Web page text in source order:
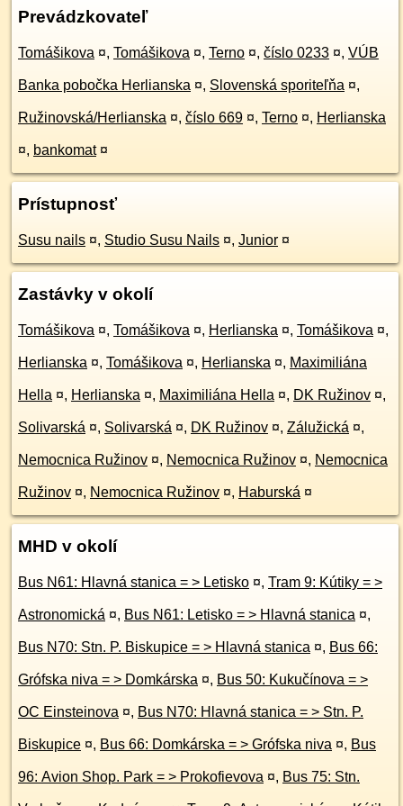
Prevádzkovateľ
Tomášikova ¤, Tomášikova ¤, Terno ¤, číslo 0233 ¤, VÚB
Banka pobočka Herlianska ¤, Slovenská sporiteľňa ¤,
Ružinovská/Herlianska ¤, číslo 669 ¤, Terno ¤, Herlianska
¤, bankomat ¤
Prístupnosť
Susu nails ¤, Studio Susu Nails ¤, Junior ¤
Zastávky v okolí
Tomášikova ¤, Tomášikova ¤, Herlianska ¤, Tomášikova ¤,
Herlianska ¤, Tomášikova ¤, Herlianska ¤, Maximiliána
Hella ¤, Herlianska ¤, Maximiliána Hella ¤, DK Ružinov ¤,
Solivarská ¤, Solivarská ¤, DK Ružinov ¤, Zálužická ¤,
Nemocnica Ružinov ¤, Nemocnica Ružinov ¤, Nemocnica
Ružinov ¤, Nemocnica Ružinov ¤, Haburská ¤
MHD v okolí
Bus N61: Hlavná stanica = > Letisko ¤, Tram 9: Kútiky = >
Astronomická ¤, Bus N61: Letisko = > Hlavná stanica ¤,
Bus N70: Stn. P. Biskupice = > Hlavná stanica ¤, Bus 66:
Grófska niva = > Domkárska ¤, Bus 50: Kukučínova = >
OC Einsteinova ¤, Bus N70: Hlavná stanica = > Stn. P.
Biskupice ¤, Bus 66: Domkárska = > Grófska niva ¤, Bus
96: Avion Shop. Park = > Prokofievova ¤, Bus 75: Stn.